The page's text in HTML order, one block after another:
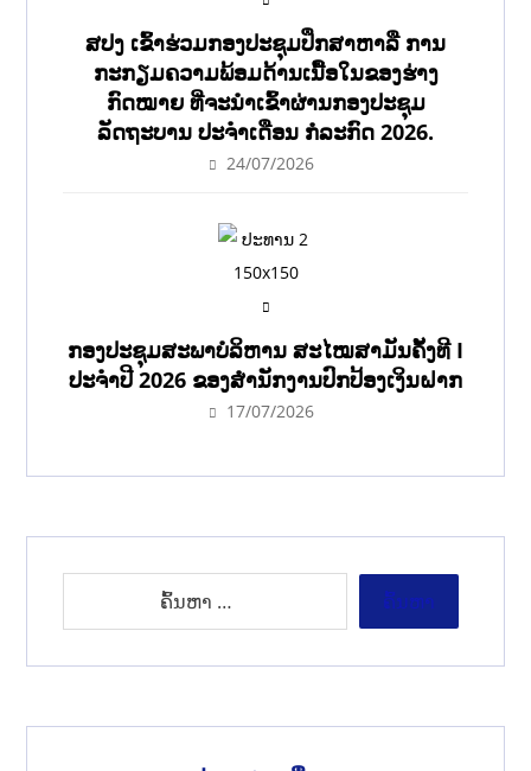
ສປງ ເຂົ້າຮ່ວມກອງປະຊຸມປຶກສາຫາລື ການ
ກະກຽມຄວາມພ້ອມດ້ານເນື້ອໃນຂອງຮ່າງ
ກົດໝາຍ ທີ່ຈະນໍາເຂົ້າຜ່ານກອງປະຊຸມ
ລັດຖະບານ ປະຈໍາເດືອນ ກໍລະກົດ 2026.
24/07/2026
ກອງປະຊຸມສະພາບໍລິຫານ ສະໄໝສາມັນຄັ້ງທີ I
ປະຈຳປີ 2026 ຂອງສຳນັກງານປົກປ້ອງເງິນຝາກ
17/07/2026